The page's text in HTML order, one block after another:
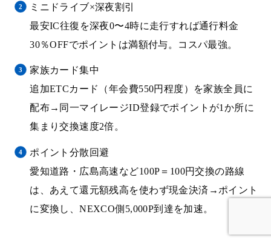
ミニドライブ×深夜割引
最安IC往復を深夜0〜4時に走行すれば通行料金
30％OFFでポイントは満額付与。コスパ最強。
家族カード集中
追加ETCカード（年会費550円程度）を家族全員に
配布→同一マイレージID登録でポイントが1か所に
集まり交換速度2倍。
ポイント分散回避
愛知道路・広島高速など100P＝100円交換の路線
は、あえて還元額残高を使わず現金決済→ポイント
に変換し、NEXCO側5,000P到達を加速。